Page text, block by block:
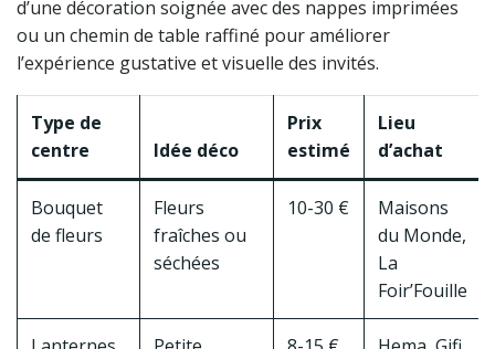
d’une décoration soignée avec des nappes imprimées
ou un chemin de table raffiné pour améliorer
l’expérience gustative et visuelle des invités.
Type de
centre
Idée déco
Prix
estimé
Lieu
d’achat
Bouquet
de fleurs
Fleurs
fraîches ou
séchées
10-30 €
Maisons
du Monde,
La
Foir’Fouille